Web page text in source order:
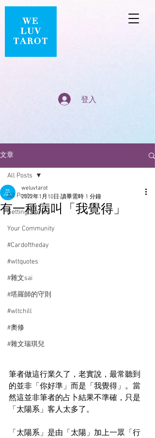
登入
文章
All Posts
Getting Started
Your Community
#Cardoftheday
#wltquotes
#雜文sai
#塔羅師的守則
#wltchill
#奧修
#雜文瑞琪兒
All Posts
有一種病叫「我覺得」
weluvtarot
2022年1月10日 讀畢需時 1 分鐘
筆者做這行業久了，老實說，最常聽到
的並非「你好準」而是「我覺得」。當
然這並非筆者的占卜結果不準確，只是
「太陽系」客人太多了。
「太陽系」是由「太陽」加上一眾「行